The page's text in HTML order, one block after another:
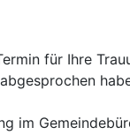
für Ihre
im